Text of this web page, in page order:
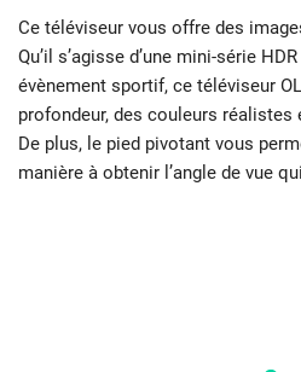
Ce téléviseur vous offre des
Qu’il s’agisse d’une mini-série
évènement sportif, ce téléviseur
profondeur, des couleurs
De plus, le pied pivotant vous
manière à obtenir l’angle de vue